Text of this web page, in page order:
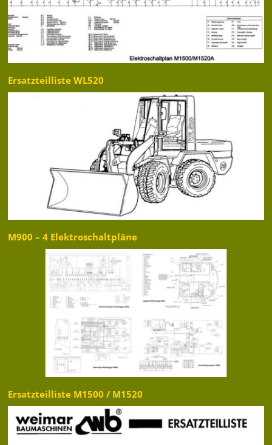
Ersatzteilliste WL520
M900 – 4 Elektroschaltpläne
Ersatzteilliste M1500 / M1520